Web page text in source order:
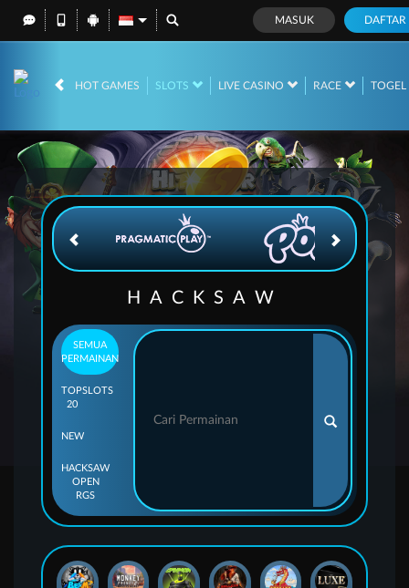
MASUK DAFTAR
HOT GAMES SLOTS LIVE CASINO RACE TOGEL
IDR
HACKSAW
SEMUA
PERMAINAN
TOP
20
SLOTS
NEW
HACKSAW
OPEN
RGS